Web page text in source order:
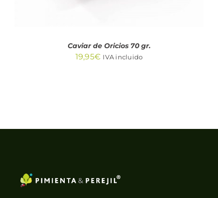
Caviar de Oricios 70 gr.
19,95€ IVA incluido